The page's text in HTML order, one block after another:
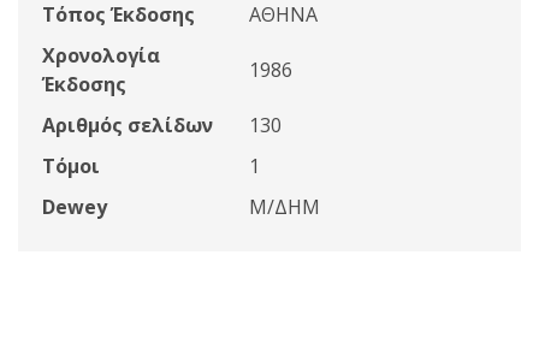
Τόπος Έκδοσης
ΑΘΗΝΑ
Χρονολογία
Έκδοσης
1986
Αριθμός σελίδων
130
Τόμοι
1
Dewey
Μ/ΔΗΜ